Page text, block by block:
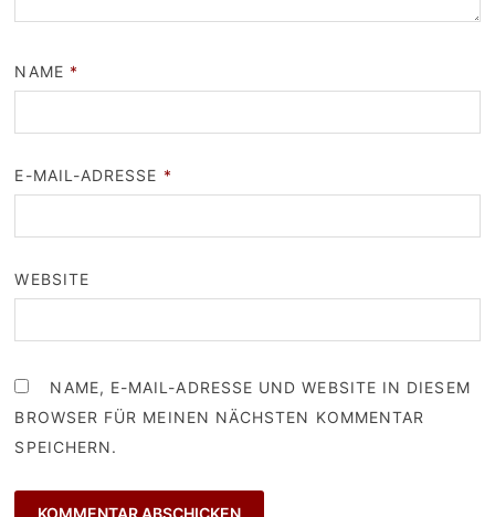
NAME *
E-MAIL-ADRESSE *
WEBSITE
NAME, E-MAIL-ADRESSE UND WEBSITE IN DIESEM
BROWSER FÜR MEINEN NÄCHSTEN KOMMENTAR
SPEICHERN.